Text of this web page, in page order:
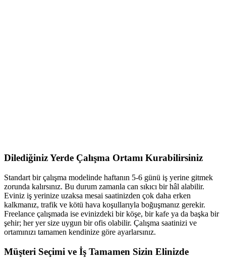
Dilediğiniz Yerde Çalışma Ortamı Kurabilirsiniz
Standart bir çalışma modelinde haftanın 5-6 günü iş yerine gitmek
zorunda kalırsınız. Bu durum zamanla can sıkıcı bir hâl alabilir.
Eviniz iş yerinize uzaksa mesai saatinizden çok daha erken
kalkmanız, trafik ve kötü hava koşullarıyla boğuşmanız gerekir.
Freelance çalışmada ise evinizdeki bir köşe, bir kafe ya da başka bir
şehir; her yer size uygun bir ofis olabilir. Çalışma saatinizi ve
ortamınızı tamamen kendinize göre ayarlarsınız.
Müşteri Seçimi ve İş Tamamen Sizin Elinizde